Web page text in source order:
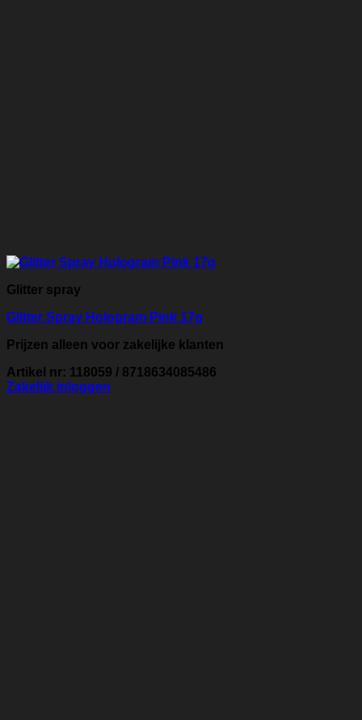
Glitter spray
Glitter Spray Hologram Pink 17g
Prijzen alleen voor zakelijke klanten
Artikel nr: 118059 / 8718634085486
Zakelijk inloggen